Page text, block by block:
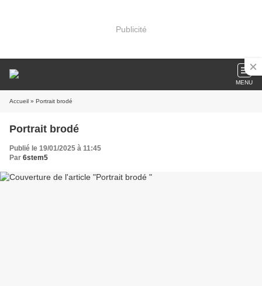
Publicité
MENU
Accueil » Portrait brodé
Portrait brodé
Publié le 19/01/2025 à 11:45
Par 6stem5